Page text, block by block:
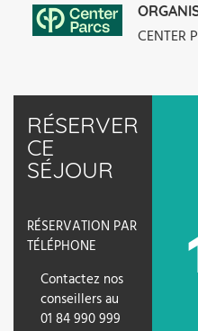
CENTER
RÉSERVER
CE
SÉJOUR
RÉSERVATION PAR
TÉLÉPHONE
Contactez nos
conseillers au
01 84 990 999